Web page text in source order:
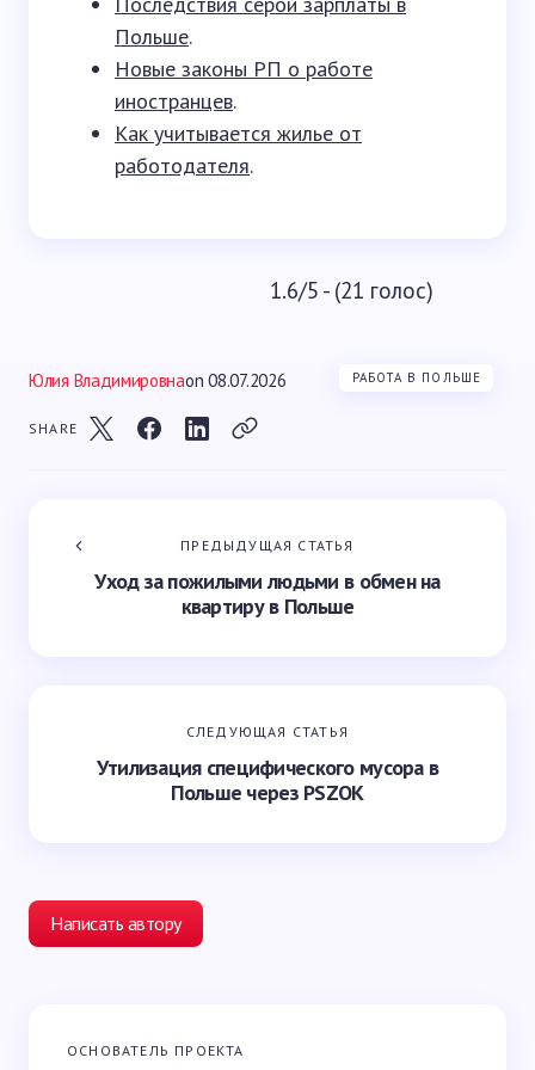
Польше.
Новые законы РП о работе
иностранцев.
Как учитывается жилье от
работодателя.
1.6/5 - (21 голос)
Юлия Владимировнаon 08.07.2026 РАБОТА В ПОЛЬШЕ
SHARE
ПРЕДЫДУЩАЯ СТАТЬЯ
Уход за пожилыми людьми в обмен на
квартиру в Польше
СЛЕДУЮЩАЯ СТАТЬЯ
Утилизация специфического мусора в
Польше через PSZOK
Написать автору
Ваш адрес email не будет опубликован.
ОСНОВАТЕЛЬ ПРОЕКТА